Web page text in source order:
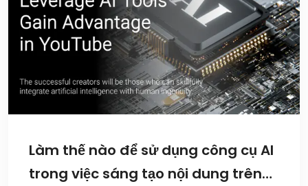
Làm thế nào để sử dụng công cụ AI
trong việc sáng tạo nội dung trên